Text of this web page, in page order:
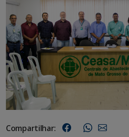
Compartilhar: